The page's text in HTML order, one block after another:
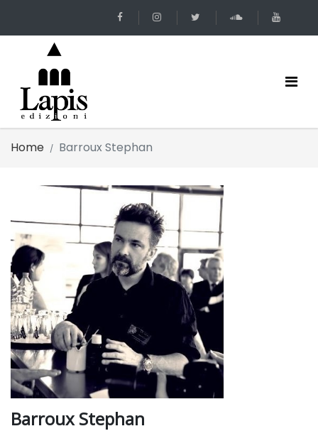
Home Barroux Stephan
Barroux Stephan